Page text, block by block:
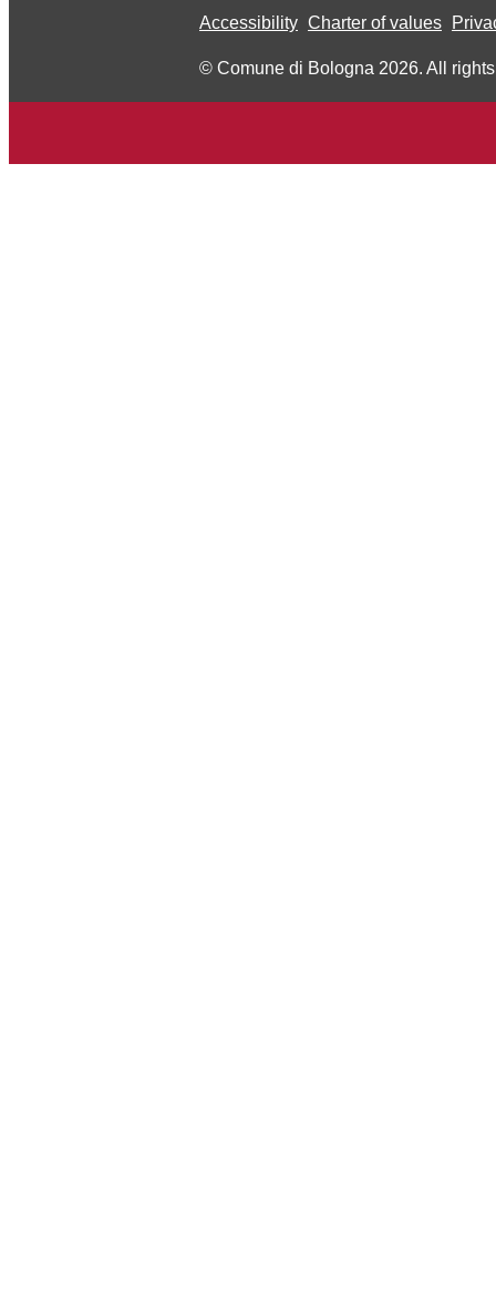
Accessibility Charter of values
© Comune di Bologna 2026. All